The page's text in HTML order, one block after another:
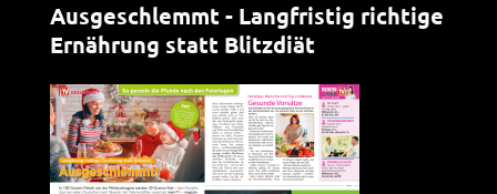
Ausgeschlemmt - Langfristig richtige
Ernährung statt Blitzdiät